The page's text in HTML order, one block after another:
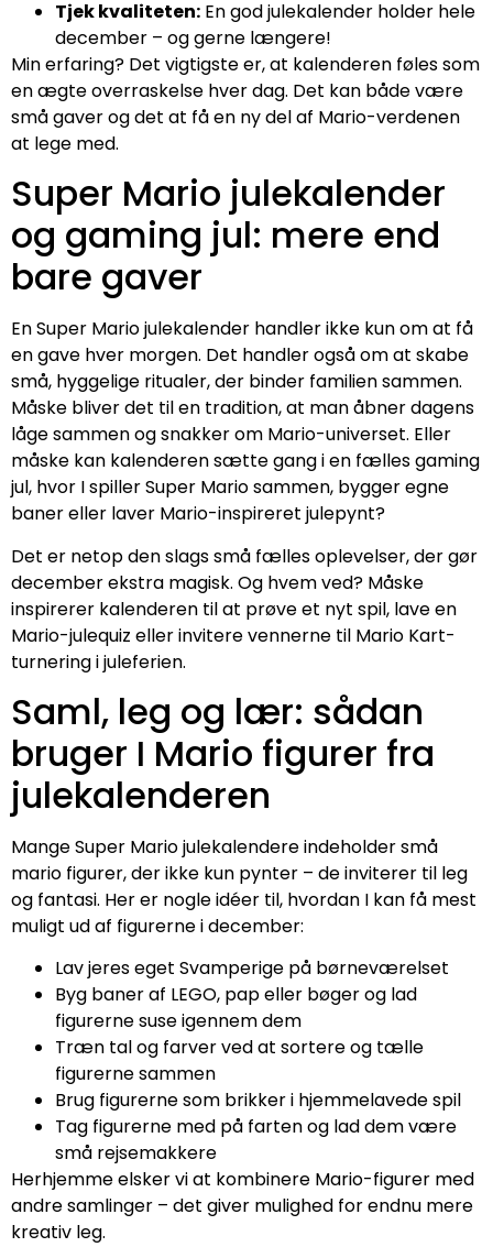
Tjek kvaliteten: En god julekalender holder hele
december – og gerne længere!
Min erfaring? Det vigtigste er, at kalenderen føles som
en ægte overraskelse hver dag. Det kan både være
små gaver og det at få en ny del af Mario-verdenen
at lege med.
Super Mario julekalender
og gaming jul: mere end
bare gaver
En Super Mario julekalender handler ikke kun om at få
en gave hver morgen. Det handler også om at skabe
små, hyggelige ritualer, der binder familien sammen.
Måske bliver det til en tradition, at man åbner dagens
låge sammen og snakker om Mario-universet. Eller
måske kan kalenderen sætte gang i en fælles gaming
jul, hvor I spiller Super Mario sammen, bygger egne
baner eller laver Mario-inspireret julepynt?
Det er netop den slags små fælles oplevelser, der gør
december ekstra magisk. Og hvem ved? Måske
inspirerer kalenderen til at prøve et nyt spil, lave en
Mario-julequiz eller invitere vennerne til Mario Kart-
turnering i juleferien.
Saml, leg og lær: sådan
bruger I Mario figurer fra
julekalenderen
Mange Super Mario julekalendere indeholder små
mario figurer, der ikke kun pynter – de inviterer til leg
og fantasi. Her er nogle idéer til, hvordan I kan få mest
muligt ud af figurerne i december:
Lav jeres eget Svamperige på børneværelset
Byg baner af LEGO, pap eller bøger og lad
figurerne suse igennem dem
Træn tal og farver ved at sortere og tælle
figurerne sammen
Brug figurerne som brikker i hjemmelavede spil
Tag figurerne med på farten og lad dem være
små rejsemakkere
Herhjemme elsker vi at kombinere Mario-figurer med
andre samlinger – det giver mulighed for endnu mere
kreativ leg.